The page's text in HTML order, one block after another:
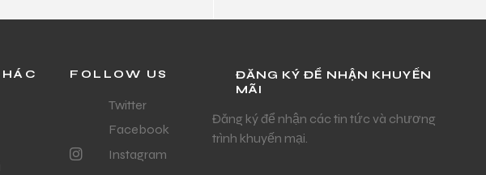
FOLLOW US
Twitter
Facebook
Instagram
ĐĂNG KÝ ĐỂ NHẬN KHUYẾN
MÃI
Đăng ký để nhận các tin tức và chương
trình khuyến mại.